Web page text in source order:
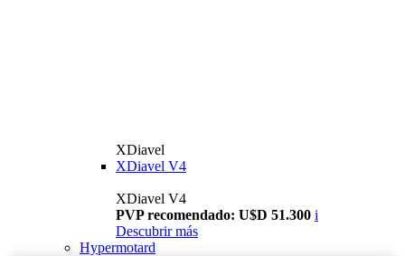
XDiavel
XDiavel V4
XDiavel V4
PVP recomendado: U$D 51.300 i
Descubrir más
Hypermotard